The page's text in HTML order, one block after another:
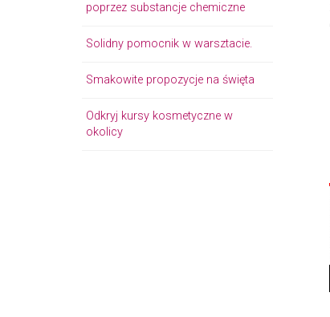
poprzez substancje chemiczne
Solidny pomocnik w warsztacie.
Smakowite propozycje na święta
Odkryj kursy kosmetyczne w
okolicy